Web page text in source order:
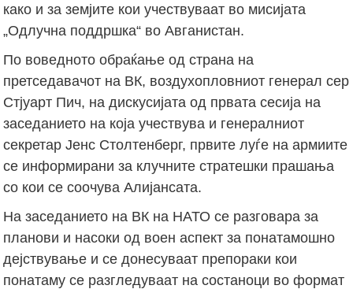
како и за земјите кои учествуваат во мисијата
„Одлучна поддршка“ во Авганистан.
По воведното обраќање од страна на
претседавачот на ВК, воздухопловниот генерал сер
Стјуарт Пич, на дискусијата од првата сесија на
заседанието на која учествува и генералниот
секретар Јенс Столтенберг, првите луѓе на армиите
се информирани за клучните стратешки прашања
со кои се соочува Алијансата.
На заседанието на ВК на НАТО се разговара за
планови и насоки од воен аспект за понатамошно
дејствување и се донесуваат препораки кои
понатаму се разгледуваат на состаноци во формат